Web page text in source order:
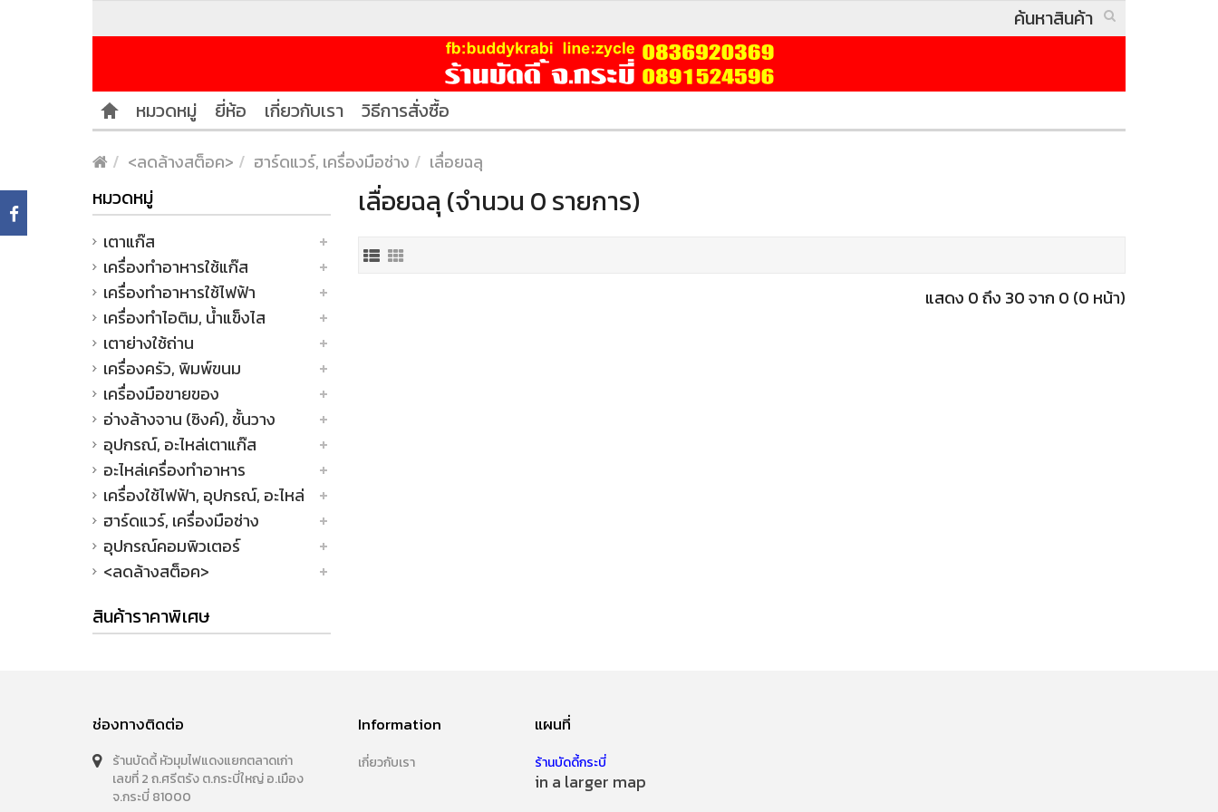
หมวดหมู่ ยี่ห้อ เกี่ยวกับเรา วิธีการสั่งซื้อ
<ลดล้างสต็อค> ฮาร์ดแวร์, เครื่องมือช่าง เลื่อยฉลุ
หมวดหมู่
เตาแก๊ส
เครื่องทำอาหารใช้แก๊ส
เครื่องทำอาหารใช้ไฟฟ้า
เครื่องทำไอติม, น้ำแข็งไส
เตาย่างใช้ถ่าน
เครื่องครัว, พิมพ์ขนม
เครื่องมือขายของ
อ่างล้างจาน (ซิงค์), ชั้นวาง
อุปกรณ์, อะไหล่เตาแก๊ส
อะไหล่เครื่องทำอาหาร
เครื่องใช้ไฟฟ้า, อุปกรณ์, อะไหล่
ฮาร์ดแวร์, เครื่องมือช่าง
อุปกรณ์คอมพิวเตอร์
<ลดล้างสต็อค>
สินค้าราคาพิเศษ
เลื่อยฉลุ (จำนวน 0 รายการ)
แสดง 0 ถึง 30 จาก 0 (0 หน้า)
ช่องทางติดต่อ
ร้านบัดดี้ หัวมุมไฟแดงแยกตลาดเก่า
เลขที่ 2 ถ.ศรีตรัง ต.กระบี่ใหญ่ อ.เมือง
จ.กระบี่ 81000
Information
เกี่ยวกับเรา
แผนที่
ร้านบัดดี้กระบี่
in a larger map